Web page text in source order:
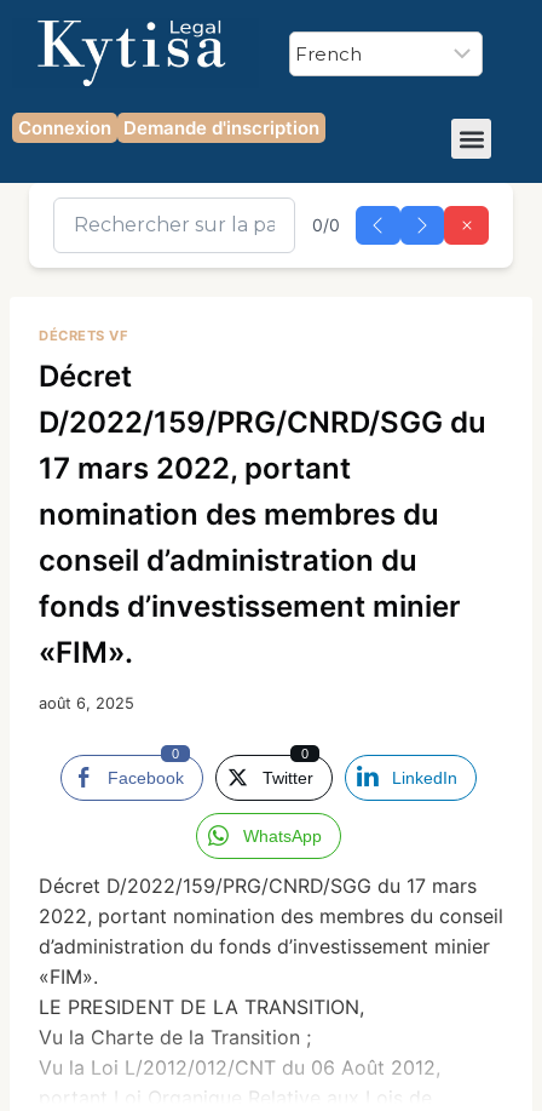
Connexion Demande d'inscription
0/0
DÉCRETS VF
Décret
D/2022/159/PRG/CNRD/SGG du
17 mars 2022, portant
nomination des membres du
conseil d’administration du
fonds d’investissement minier
«FIM».
août 6, 2025
Facebook
0
Twitter
0
LinkedIn
WhatsApp
Décret D/2022/159/PRG/CNRD/SGG du 17 mars
2022, portant nomination des membres du conseil
d’administration du fonds d’investissement minier
«FIM».
LE PRESIDENT DE LA TRANSITION,
Vu la Charte de la Transition ;
Vu la Loi L/2012/012/CNT du 06 Août 2012,
portant Loi Organique Relative aux Lois de